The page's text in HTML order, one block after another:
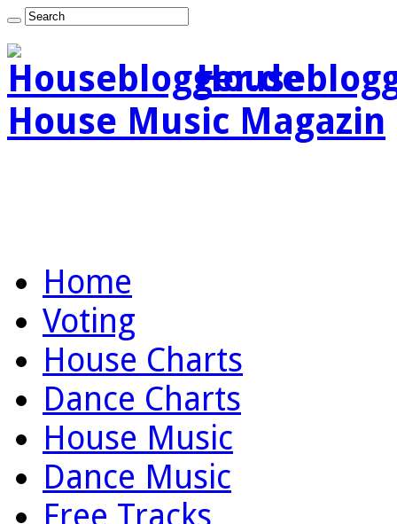
House Music Magazin
Home
Voting
House Charts
Dance Charts
House Music
Dance Music
Free Tracks